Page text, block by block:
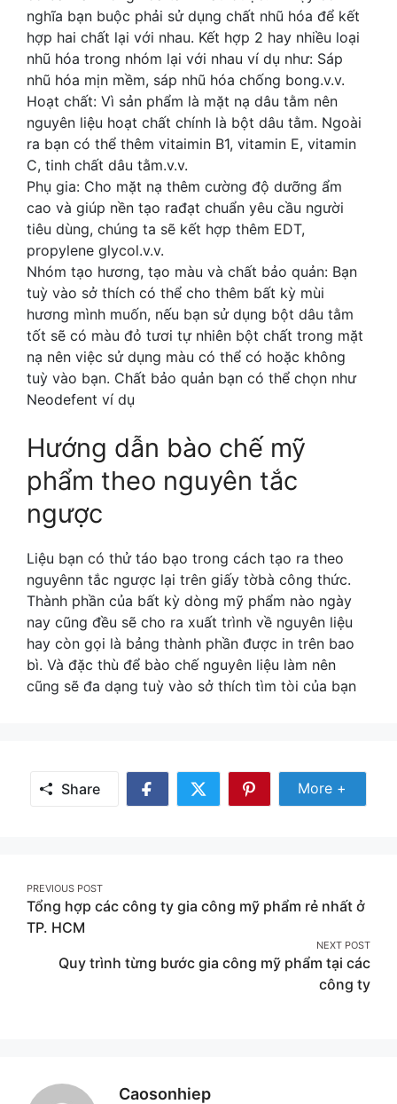
nghĩa bạn buộc phải sử dụng chất nhũ hóa để kết
hợp hai chất lại với nhau. Kết hợp 2 hay nhiều loại
nhũ hóa trong nhóm lại với nhau ví dụ như: Sáp
nhũ hóa mịn mềm, sáp nhũ hóa chống bong.v.v.
Hoạt chất: Vì sản phẩm là mặt nạ dâu tằm nên
nguyên liệu hoạt chất chính là bột dâu tằm. Ngoài
ra bạn có thể thêm vitaimin B1, vitamin E, vitamin
C, tinh chất dâu tằm.v.v.
Phụ gia: Cho mặt nạ thêm cường độ dưỡng ẩm
cao và giúp nền tạo rađạt chuẩn yêu cầu người
tiêu dùng, chúng ta sẽ kết hợp thêm EDT,
propylene glycol.v.v.
Nhóm tạo hương, tạo màu và chất bảo quản: Bạn
tuỳ vào sở thích có thể cho thêm bất kỳ mùi
hương mình muốn, nếu bạn sử dụng bột dâu tằm
tốt sẽ có màu đỏ tươi tự nhiên bột chất trong mặt
nạ nên việc sử dụng màu có thể có hoặc không
tuỳ vào bạn. Chất bảo quản bạn có thể chọn như
Neodefent ví dụ
Hướng dẫn bào chế mỹ
phẩm theo nguyên tắc
ngược
Liệu bạn có thử táo bạo trong cách tạo ra theo
nguyênn tắc ngược lại trên giấy tờbà công thức.
Thành phần của bất kỳ dòng mỹ phẩm nào ngày
nay cũng đều sẽ cho ra xuất trình về nguyên liệu
hay còn gọi là bảng thành phần được in trên bao
bì. Và đặc thù để bào chế nguyên liệu làm nên
cũng sẽ đa dạng tuỳ vào sở thích tìm tòi của bạn
Share
Share
Share
Share
More
More +
Post
navigation
PREVIOUS POST
Tổng hợp các công ty gia công mỹ phẩm rẻ nhất ở
TP. HCM
NEXT POST
Quy trình từng bước gia công mỹ phẩm tại các
công ty
Caosonhiep